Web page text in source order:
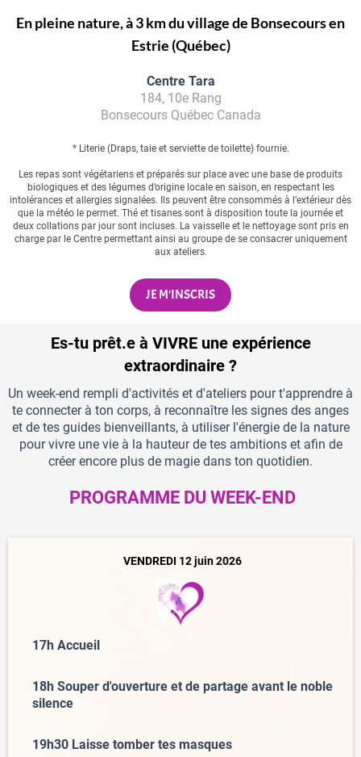
En pleine nature, à 3 km du village de Bonsecours en
Estrie (Québec)
Centre Tara
184, 10e Rang
Bonsecours Québec Canada
* Literie (Draps, taie et serviette de toilette) fournie.
Les repas sont végétariens et préparés sur place avec une base de produits
biologiques et des légumes d’origine locale en saison, en respectant les
intolérances et allergies signalées. Ils peuvent être consommés à l’extérieur dès
que la météo le permet. Thé et tisanes sont à disposition toute la journée et
deux collations par jour sont incluses. La vaisselle et le nettoyage sont pris en
charge par le Centre permettant ainsi au groupe de se consacrer uniquement
aux ateliers.
JE M'INSCRIS
Es-tu prêt.e à VIVRE une expérience
extraordinaire ?
Un week-end rempli d'activités et d'ateliers pour t'apprendre à
te connecter à ton corps, à reconnaître les signes des anges
et de tes guides bienveillants, à utiliser l'énergie de la nature
pour vivre une vie à la hauteur de tes ambitions et afin de
créer encore plus de magie dans ton quotidien.
PROGRAMME DU WEEK-END
VENDREDI 12 juin 2026
17h Accueil
18h Souper d'ouverture et de partage avant le noble
silence
19h30 Laisse tomber tes masques